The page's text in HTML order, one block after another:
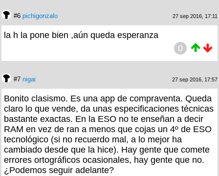
#6 pichigonzalo 27 sep 2016, 17:11
la h la pone bien ,aún queda esperanza
0
#7 nigai 27 sep 2016, 17:57
Bonito clasismo. Es una app de compraventa. Queda
claro lo que vende, da unas especificaciones técnicas
bastante exactas. En la ESO no te enseñan a decir
RAM en vez de ran a menos que cojas un 4º de ESO
tecnológico (si no recuerdo mal, a lo mejor ha
cambiado desde que la hice). Hay gente que comete
errores ortográficos ocasionales, hay gente que no.
¿Podemos seguir adelante?